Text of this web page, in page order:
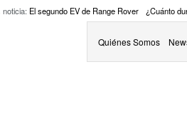
noticia: El segundo EV de Range Rover ¿Cuánto
Quiénes Somos